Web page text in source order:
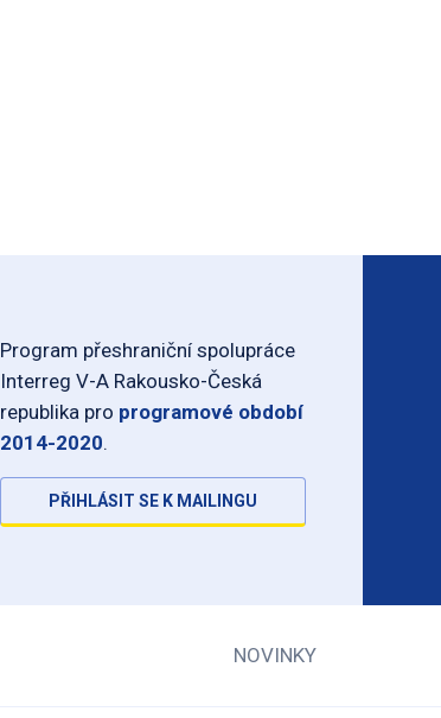
Program přeshraniční spolupráce
Interreg V-A Rakousko-Česká
republika pro programové období
2014-2020.
PŘIHLÁSIT SE K MAILINGU
NOVINKY